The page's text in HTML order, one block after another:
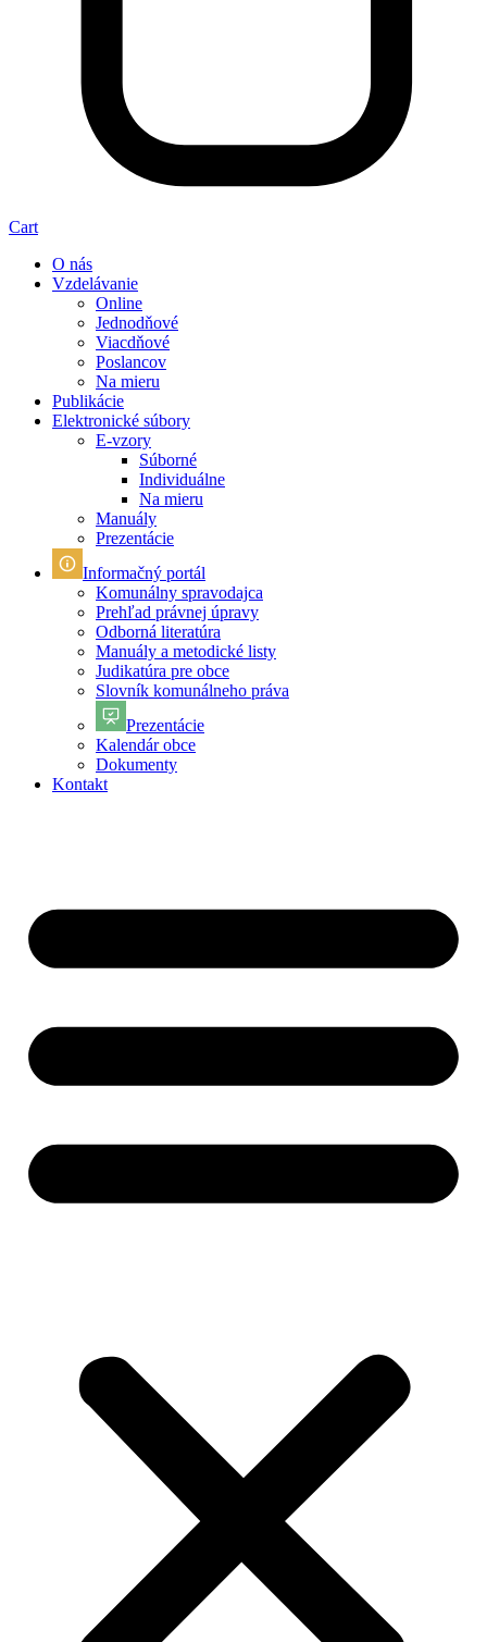
Cart
O nás
Vzdelávanie
Online
Jednodňové
Viacdňové
Poslancov
Na mieru
Publikácie
Elektronické súbory
E-vzory
Súborné
Individuálne
Na mieru
Manuály
Prezentácie
Informačný portál
Komunálny spravodajca
Prehľad právnej úpravy
Odborná literatúra
Manuály a metodické listy
Judikatúra pre obce
Slovník komunálneho práva
Prezentácie
Kalendár obce
Dokumenty
Kontakt